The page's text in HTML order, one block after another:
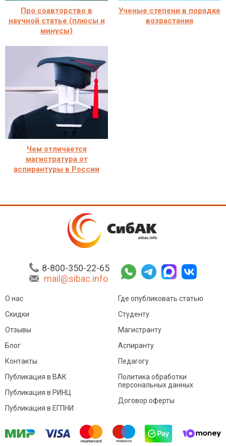
Про соавторство в
научной статье (плюсы и
минусы)
Ученые степени в порядке
возрастания
Чем отличается
магистратура от
аспирантуры в России
8-800-350-22-65
mail@sibac.info
О нас
Скидки
Отзывы
Блог
Контакты
Где опубликовать статью
Студенту
Магистранту
Аспиранту
Педагогу
Публикация в ВАК
Публикация в РИНЦ
Публикация в ЕГПНИ
Политика обработки
персональных данных
Договор оферты